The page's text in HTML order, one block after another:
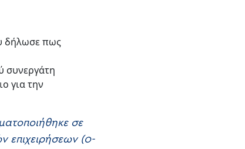
δήλωσε πως
συνεργάτη
για την
σε
επιχειρήσεων (0-